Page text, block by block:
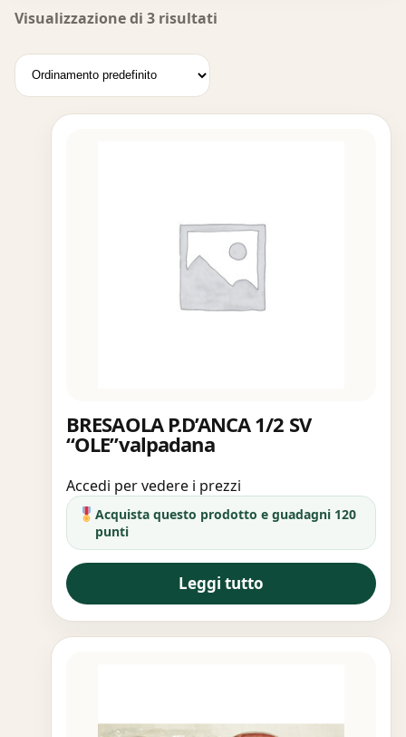
Visualizzazione di 3 risultati
BRESAOLA P.D’ANCA 1/2 SV
“OLE”valpadana
Accedi per vedere i prezzi
Acquista questo prodotto e guadagni 120
punti
Leggi tutto